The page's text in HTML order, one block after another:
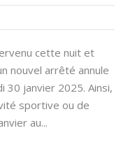
cette nuit et
nouvel arrêté annule
30 janvier 2025. Ainsi,
sportive ou de
au...